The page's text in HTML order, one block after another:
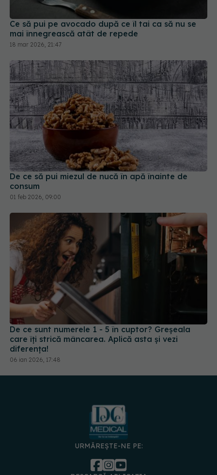
Ce să pui pe avocado după ce îl tai ca să nu se
mai înnegrească atât de repede
18 mar 2026, 21:47
De ce să pui miezul de nucă în apă înainte de
consum
01 feb 2026, 09:00
De ce sunt numerele 1 - 5 în cuptor? Greșeala
care îți strică mâncarea. Aplică asta și vezi
diferența!
06 ian 2026, 17:48
URMĂREȘTE-NE PE: